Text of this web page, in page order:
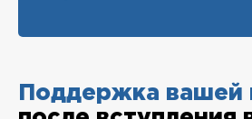
Поддержка вашей